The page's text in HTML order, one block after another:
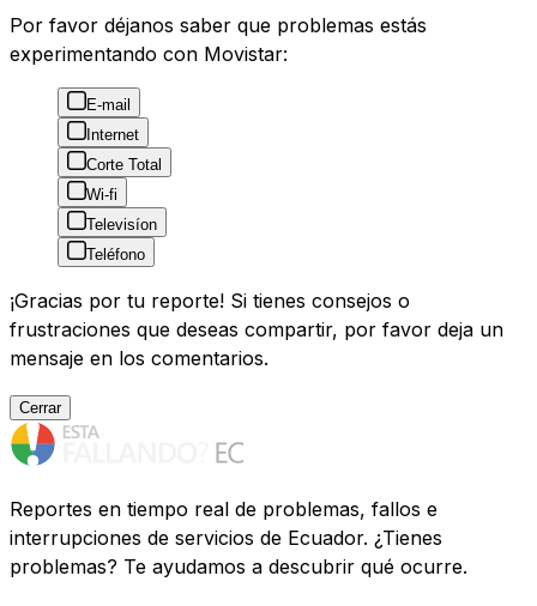
Por favor déjanos saber que problemas estás
experimentando con Movistar:
E-mail
Internet
Corte Total
Wi-fi
Televisíon
Teléfono
¡Gracias por tu reporte! Si tienes consejos o
frustraciones que deseas compartir, por favor deja un
mensaje en los comentarios.
Cerrar
Reportes en tiempo real de problemas, fallos e
interrupciones de servicios de Ecuador. ¿Tienes
problemas? Te ayudamos a descubrir qué ocurre.